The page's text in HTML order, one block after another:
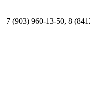
+7 (903) 960-13-50, 8